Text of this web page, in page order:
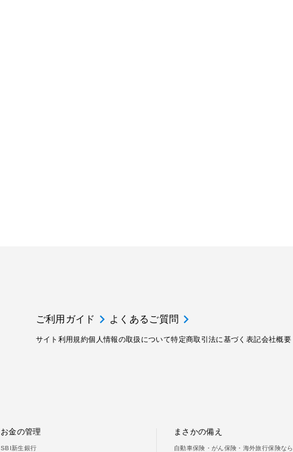
ご利用ガイド よくあるご質問
サイト利用規約個人情報の取扱について特定商取引法に基づく表記会社概要
お金の管理
SBI新生銀行
まさかの備え
自動車保険・がん保険・海外旅行保険な